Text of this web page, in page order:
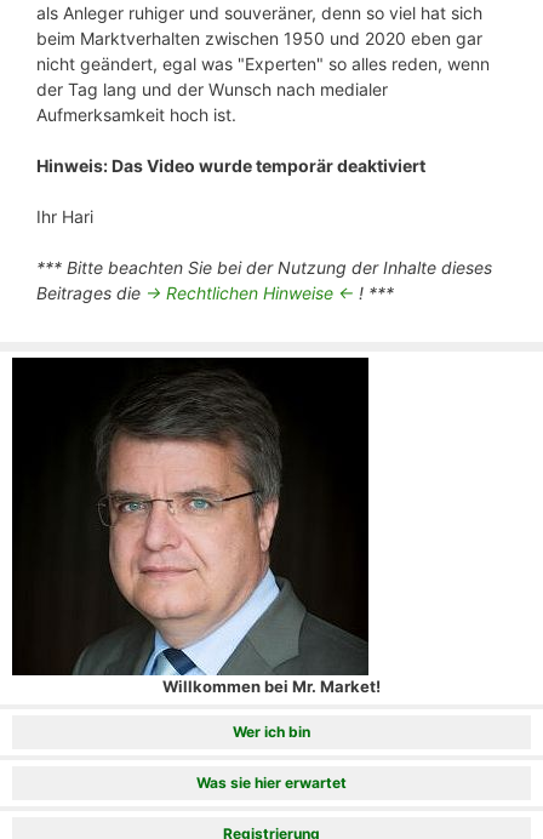
als Anleger ruhiger und souveräner, denn so viel hat sich
beim Marktverhalten zwischen 1950 und 2020 eben gar
nicht geändert, egal was "Experten" so alles reden, wenn
der Tag lang und der Wunsch nach medialer
Aufmerksamkeit hoch ist.
Hinweis: Das Video wurde temporär deaktiviert
Ihr Hari
*** Bitte beachten Sie bei der Nutzung der Inhalte dieses
Beitrages die -> Rechtlichen Hinweise <- ! ***
Willkommen bei Mr. Market!
Wer ich bin
Was sie hier erwartet
Registrierung